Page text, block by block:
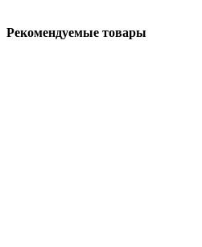
Рекомендуемые товары